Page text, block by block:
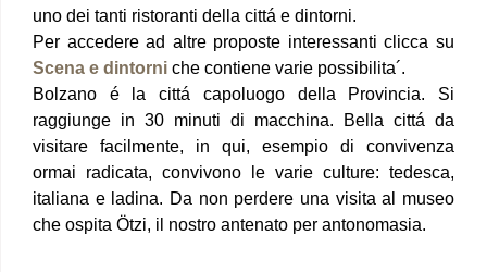
uno dei tanti ristoranti della cittá e dintorni.
Per accedere ad altre proposte interessanti clicca su
Scena e dintorni che contiene varie possibilita´.
Bolzano é la cittá capoluogo della Provincia. Si
raggiunge in 30 minuti di macchina. Bella cittá da
visitare facilmente, in qui, esempio di convivenza
ormai radicata, convivono le varie culture: tedesca,
italiana e ladina. Da non perdere una visita al museo
che ospita Ötzi, il nostro antenato per antonomasia.